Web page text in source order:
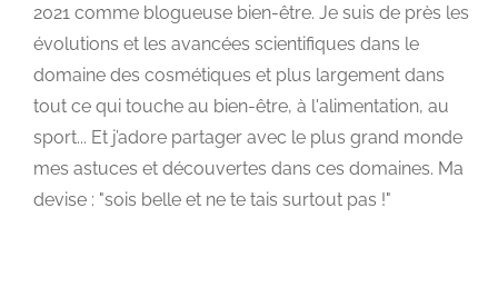
2021 comme blogueuse bien-être. Je suis de près les
évolutions et les avancées scientifiques dans le
domaine des cosmétiques et plus largement dans
tout ce qui touche au bien-être, à l'alimentation, au
sport... Et j’adore partager avec le plus grand monde
mes astuces et découvertes dans ces domaines. Ma
devise : "sois belle et ne te tais surtout pas !"